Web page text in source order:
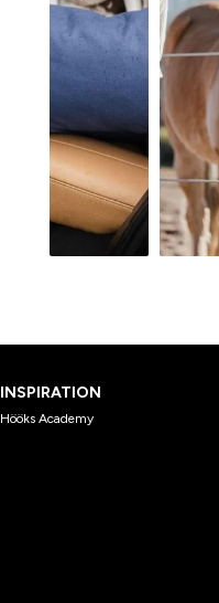
INSPIRATION
Hööks Academy